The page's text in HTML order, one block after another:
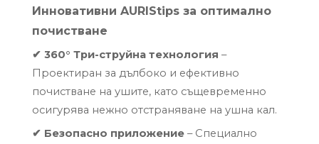
Инновативни AURIStips за оптимално
почистване
✔360° Три-струйна технология –
Проектиран за дълбоко и ефективно
почистване на ушите, като същевременно
осигурява нежно отстраняване на ушна кал.
✔ Безопасно приложение – Специално